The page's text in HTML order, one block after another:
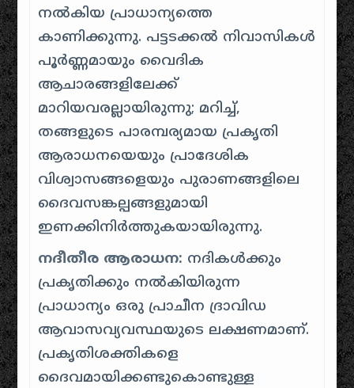
നൽകിയ പ്രാധാന്യത്തെ
കാണിക്കുന്നു. പട്ടടക്കൽ നിവാസികൾ
പൂർണ്ണമായും വൈദിക
ആചാരങ്ങളിലേക്ക്
മാറിയവരല്ലായിരുന്നു; മറിച്ച്,
തങ്ങളുടെ പാരമ്പര്യമായ പ്രകൃതി
ആരാധനയെയും പ്രാദേശിക
വിശ്വാസങ്ങളെയും പുരാണങ്ങളിലെ
ദൈവസങ്കല്പങ്ങളുമായി
ഇണക്കിനിർത്തുകയായിരുന്നു.
നദീതീര ആരാധന: നദികൾക്കും
പ്രകൃതിക്കും നൽകിയിരുന്ന
പ്രാധാന്യം ഒരു പ്രാചീന ദ്രാവിഡ
ആവാസവ്യവസ്ഥയുടെ ലക്ഷണമാണ്.
പ്രകൃതിശക്തികളെ
ദൈവമായിക്കണ്ടുകൊണ്ടുള്ള